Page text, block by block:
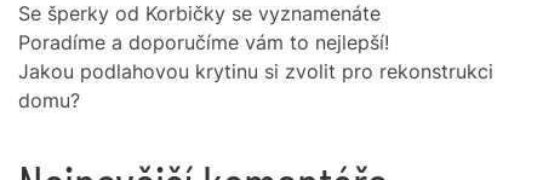
Se šperky od Korbičky se vyznamenáte
Poradíme a doporučíme vám to nejlepší!
Jakou podlahovou krytinu si zvolit pro rekonstrukci
domu?